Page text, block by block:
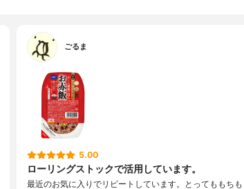
ごるま
5.00
ローリングストックで活用しています。
最近のお気に入りでリピートしています。とってももちも